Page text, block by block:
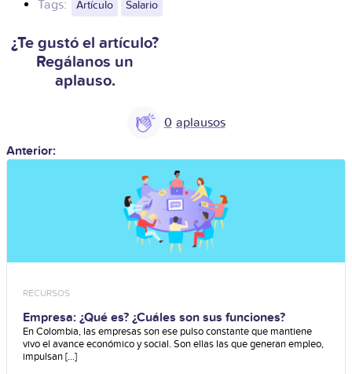
Tags: Artículo Salario
¿Te gustó el artículo?
Regálanos un
aplauso.
0
Anterior:
RECURSOS
Empresa: ¿Qué es? ¿Cuáles son sus funciones?
En Colombia, las empresas son ese pulso constante que mantiene
vivo el avance económico y social. Son ellas las que generan empleo,
impulsan [...]